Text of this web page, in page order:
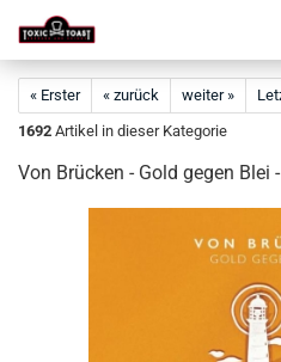
« Erster « zurück weiter »
1692 Artikel in dieser Kategorie
Von Brücken - Gold gegen Blei